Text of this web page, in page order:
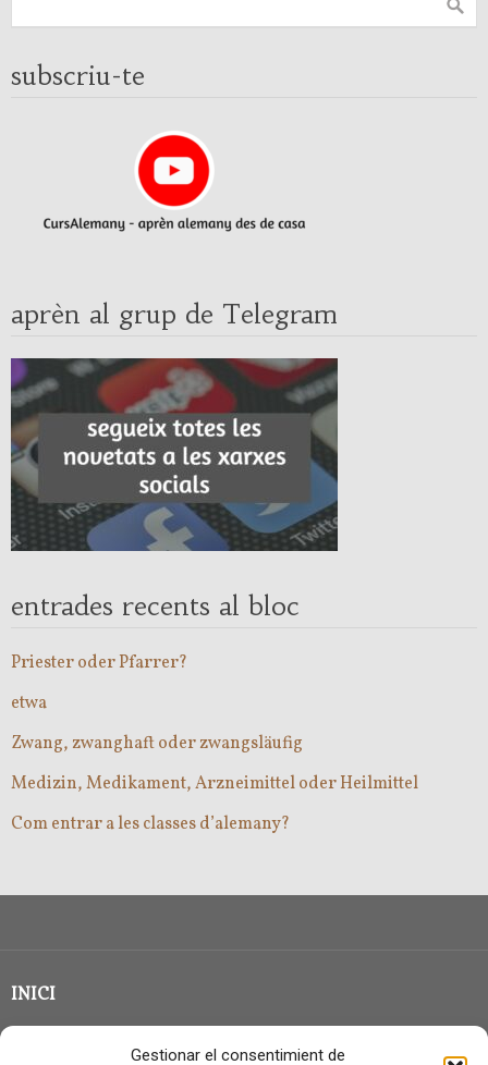
Gestionar el consentimient de
subscriu-te
aprèn al grup de Telegram
entrades recents al bloc
Priester oder Pfarrer?
etwa
Zwang, zwanghaft oder zwangsläufig
Medizin, Medikament, Arzneimittel oder Heilmittel
Com entrar a les classes d’alemany?
INICI